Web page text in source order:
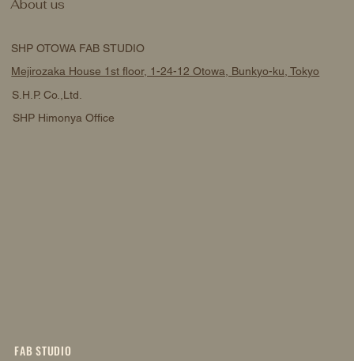
FAB STUDIO
SHP OTOWA FAB STUDIO
Mejirozaka House 1st floor, 1-24-12 Otowa, Bunkyo-ku, Tokyo
S.H.P. Co.,Ltd.
SHP Himonya Office
About us